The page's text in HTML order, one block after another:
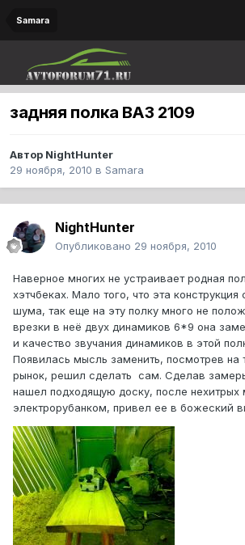
Samara
задняя полка ВАЗ 2109
Автор NightHunter
29 ноября, 2010 в Samara
NightHunter
Опубликовано 29 ноября, 2010
Наверное многих не устраивает родная
хэтчбеках. Мало того, что эта конструкция
шума, так еще на эту полку много не
врезки в неё двух динамиков 6*9 она
и качество звучания динамиков в этой
Появилась мысль заменить, посмотрев на
рынок, решил сделать сам. Сделав
нашел подходящую доску, после нехитрых
электрорубанком, привел ее в божеский